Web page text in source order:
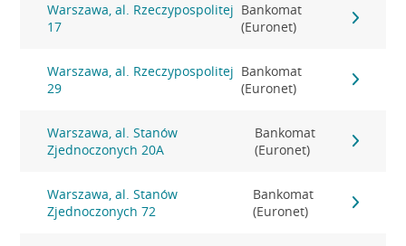
Warszawa, al. Rzeczypospolitej
17
Bankomat
(Euronet)
Warszawa, al. Rzeczypospolitej
29
Bankomat
(Euronet)
Warszawa, al. Stanów
Zjednoczonych 20A
Bankomat
(Euronet)
Warszawa, al. Stanów
Zjednoczonych 72
Bankomat
(Euronet)